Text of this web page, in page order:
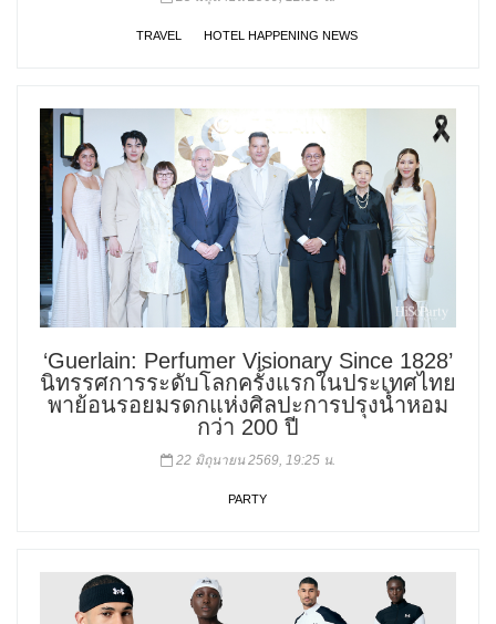
TRAVEL HOTEL HAPPENING NEWS
‘Guerlain: Perfumer Visionary Since 1828’
นิทรรศการระดับโลกครั้งแรกในประเทศไทย
พาย้อนรอยมรดกแห่งศิลปะการปรุงน้ำหอม
กว่า 200 ปี
22 มิถุนายน 2569, 19:25 น.
PARTY